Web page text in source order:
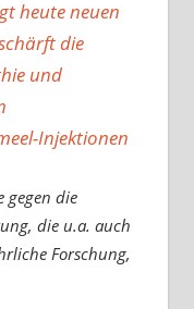
heute neuen
die
und
Injektionen
gegen die
die u.a. auch
Forschung,